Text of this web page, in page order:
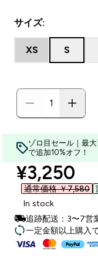
サイズ:
XS S
ゾロ目セール｜最
で追加10%オフ！
¥3,250‎
通常価格 ￥7,580‎
In stock
追跡配送：3〜7営
一定金額以上購入